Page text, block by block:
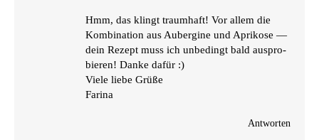
Hmm, das klingt traum­haft! Vor allem die
Kom­bi­na­ti­on aus Auber­gi­ne und Apri­ko­se —
dein Rezept muss ich unbe­dingt bald aus­pro­
bie­ren! Dan­ke dafür :)
Vie­le lie­be Grüße
Farina
Antworten